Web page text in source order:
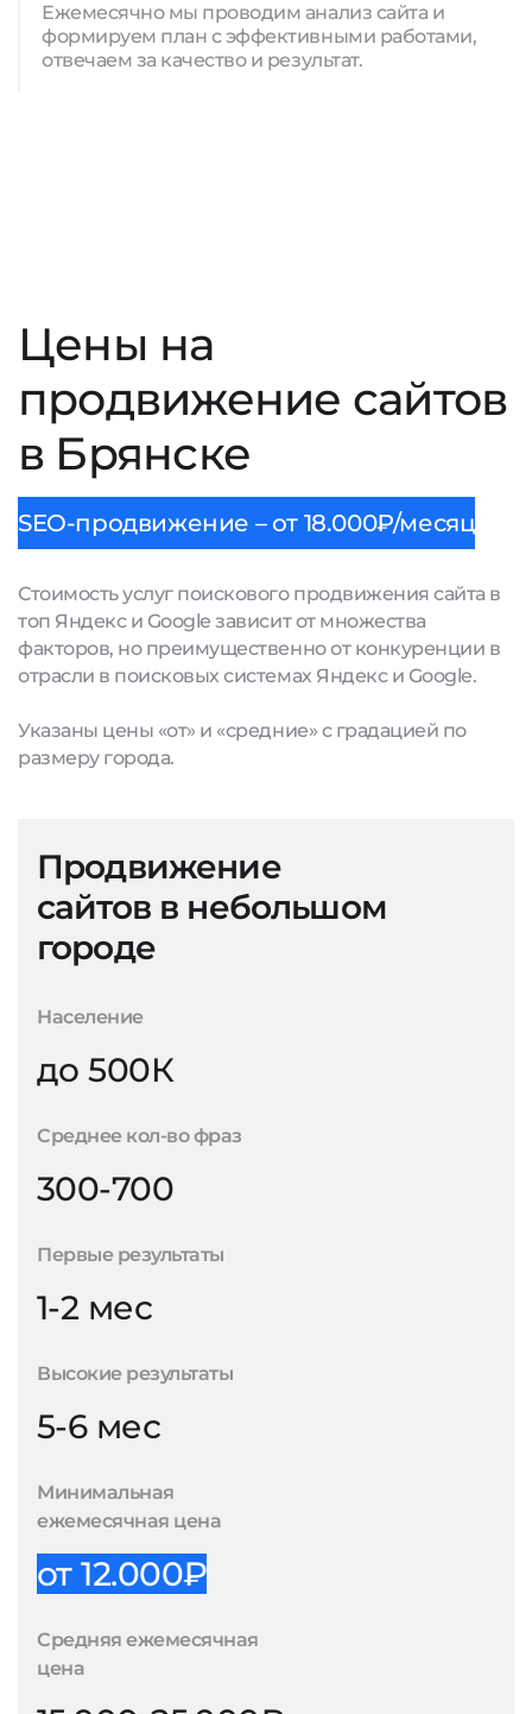
Ежемесячно мы проводим анализ сайта и
формируем план с эффективными работами,
отвечаем за качество и результат.
Цены на
продвижение сайтов
в Брянске
SEO-продвижение – от 18.000₽/месяц
Стоимость услуг поискового продвижения сайта в
топ Яндекс и Google зависит от множества
факторов, но преимущественно от конкуренции в
отрасли в поисковых системах Яндекс и Google.
Указаны цены «от» и «средние» с градацией по
размеру города.
Продвижение
сайтов в небольшом
городе
Население
до 500К
Среднее кол-во фраз
300-700
Первые результаты
1-2 мес
Высокие результаты
5-6 мес
Минимальная
ежемесячная цена
от 12.000₽
Средняя ежемесячная
цена